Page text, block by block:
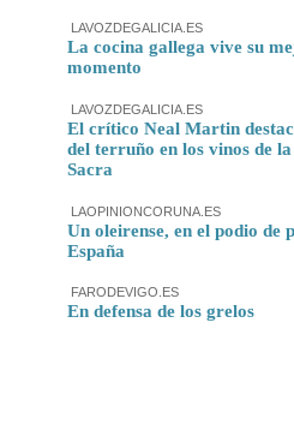
LAVOZDEGALICIA.ES
La cocina gallega vive su
momento
LAVOZDEGALICIA.ES
El crítico Neal Martin
del terruño en los vinos de
Sacra
LAOPINIONCORUNA.ES
Un oleirense, en el podio de
España
FARODEVIGO.ES
En defensa de los grelos